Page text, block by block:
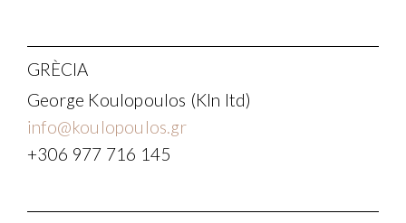
GRÈCIA
George Koulopoulos (Kln ltd)
info@koulopoulos.gr
+306 977 716 145